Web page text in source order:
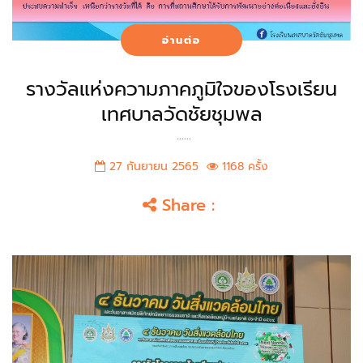
อ่านต่อ
รางวัลแห่งความภาคภูมิใจของโรงเรียน
เทศบาลวัดชัยชุมพล
......
27 กันยายน 2565
1168 ครั้ง
Share :